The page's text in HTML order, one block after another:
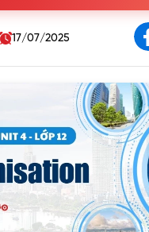
17/07/2025